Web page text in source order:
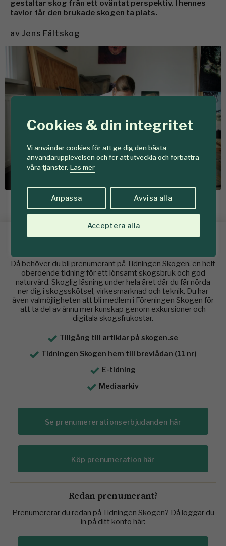
Cookies & din integritet
Vi använder cookies för att ge dig den bästa
användarupplevelsen och för att utveckla och förbättra
våra tjänster. Läs mer
Anpassa Avvisa alla
Acceptera alla
gestaltar skog från ett oväntat perspektiv. I hennes
tavlor får den brukade skogen ta plats.
av Jens Fältskog
Martha Kristensen blandar gärna olika tekniker och material i sitt
Då behöver du bli prenumerant på Tidningen Skogen, en helt
oberoende tidning för ett lönsamt skogsbruk och god
naturvård. Skoglig läsning under hela året där du får nörda
ner dig i skogsskötsel, virkesmarknad och teknik. Du har
även valmöjligheten att bli medlem i Föreningen Skogen för
att ta del av ännu mer kunskap genom exkursioner och
digitala skogsfrukostar.
Tillgång till artiklar på skogen.se
Tidningen Skogen hem till brevlådan (11 nr)
E-tidning
Mediaarkiv
Se prenumererationserbjudanden här
Köp prenumeration här
Redan prenumerant?
Prenumererar du redan på Tidningen Skogen? Då loggar du
in på ditt konto här: